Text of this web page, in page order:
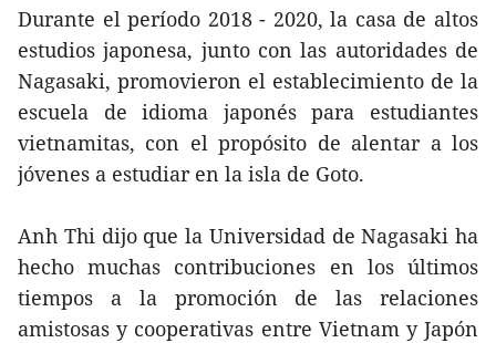
Durante el período 2018 - 2020, la casa de altos
estudios japonesa, junto con las autoridades de
Nagasaki, promovieron el establecimiento de la
escuela de idioma japonés para estudiantes
vietnamitas, con el propósito de alentar a los
jóvenes a estudiar en la isla de Goto.
Anh Thi dijo que la Universidad de Nagasaki ha
hecho muchas contribuciones en los últimos
tiempos a la promoción de las relaciones
amistosas y cooperativas entre Vietnam y Japón